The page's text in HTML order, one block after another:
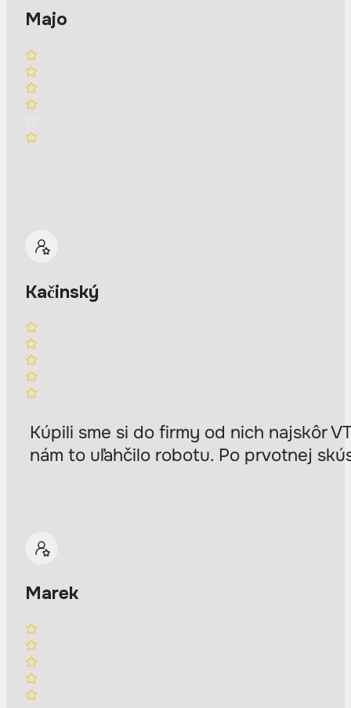
Majo
Kačinský
Kúpili sme si do firmy od nich najskôr
nám to uľahčilo robotu. Po prvotnej
Marek